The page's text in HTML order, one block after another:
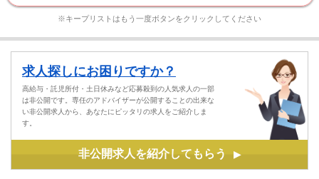
※キープリストはもう一度ボタンをクリックしてください
求人探しにお困りですか？
高給与・託児所付・土日休みなど応募殺到の人気求人の一部
は非公開です。専任のアドバイザーが公開することの出来な
い非公開求人から、あなたにピッタリの求人をご紹介しま
す。
非公開求人を紹介してもらう ▶